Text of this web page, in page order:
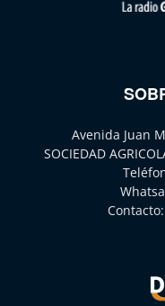
Avenida Juan
SOCIEDAD
Contacto: